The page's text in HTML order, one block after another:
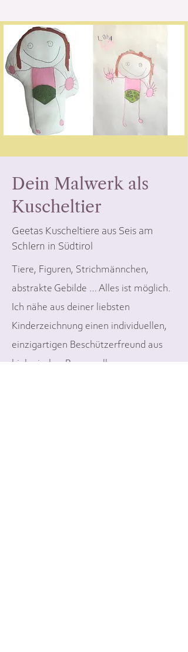
Dein Malwerk als
Kuscheltier
Geetas Kuscheltiere aus Seis am
Schlern in Südtirol
Tiere, Figuren, Strichmännchen,
abstrakte Gebilde … Alles ist möglich.
Ich nähe aus deiner liebsten
Kinderzeichnung einen individuellen,
einzigartigen Beschützerfreund aus
biologischer Baumwolle.